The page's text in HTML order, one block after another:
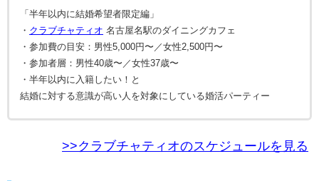
「半年以内に結婚希望者限定編」
・ クラブチャティオ 名古屋名駅のダイニングカフェ
・参加費の目安：男性5,000円〜／女性2,500円〜
・参加者層：男性40歳〜／女性37歳〜
・半年以内に入籍したい！と
結婚に対する意識が高い人を対象にしている婚活パーティー
>>クラブチャティオのスケジュールを見る